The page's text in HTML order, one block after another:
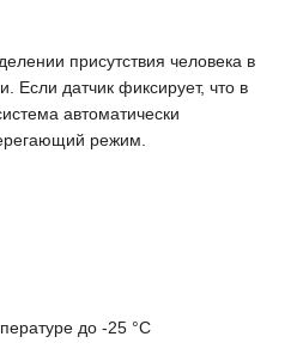
присутствия человека в
датчик фиксирует, что в
автоматически
режим.
до -25 °С